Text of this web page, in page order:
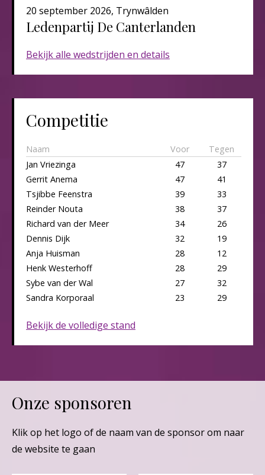
20 september 2026, Trynwâlden
Ledenpartij De Canterlanden​​​
Bekijk alle wedstrijden en details
Competitie
Naam Voor
Tegen
Jan Vriezinga
47
37
Gerrit Anema
47
41
Tsjibbe Feenstra
39
33
Reinder Nouta
38
37
Richard van der Meer
34
26
Dennis Dijk
32
19
Anja Huisman
28
12
Henk Westerhoff
28
29
Sybe van der Wal
27
32
Sandra Korporaal
23 29
Bekijk de volledige stand
Onze sponsoren
Klik op het logo of de naam van de sponsor om naar
de website te gaan